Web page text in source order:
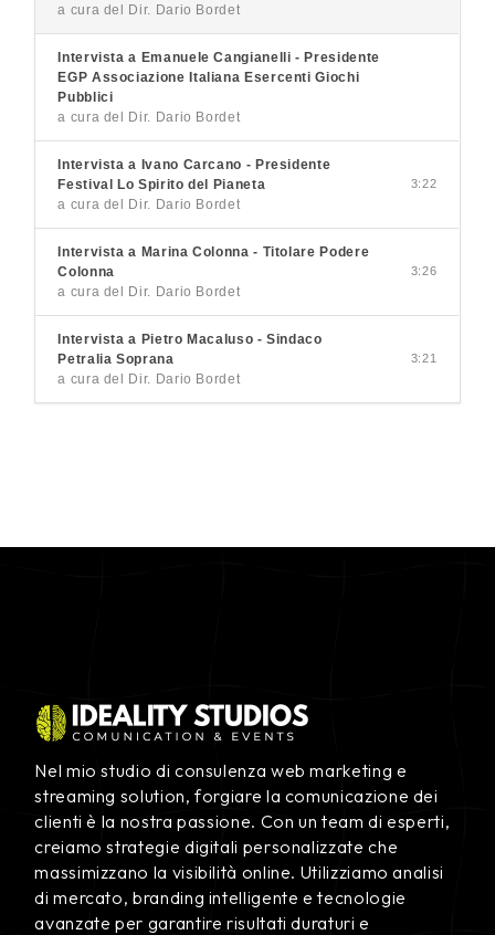
a cura del Dir. Dario Bordet
Intervista a Emanuele Cangianelli - Presidente
EGP Associazione Italiana Esercenti Giochi
Pubblici
a cura del Dir. Dario Bordet
Intervista a Ivano Carcano - Presidente
Festival Lo Spirito del Pianeta
a cura del Dir. Dario Bordet
3:22
Intervista a Marina Colonna - Titolare Podere
Colonna
a cura del Dir. Dario Bordet
3:26
Intervista a Pietro Macaluso - Sindaco
Petralia Soprana
a cura del Dir. Dario Bordet
3:21
Nel mio studio di consulenza web marketing e
streaming solution, forgiare la comunicazione dei
clienti è la nostra passione. Con un team di esperti,
creiamo strategie digitali personalizzate che
massimizzano la visibilità online. Utilizziamo analisi
di mercato, branding intelligente e tecnologie
avanzate per garantire risultati duraturi e